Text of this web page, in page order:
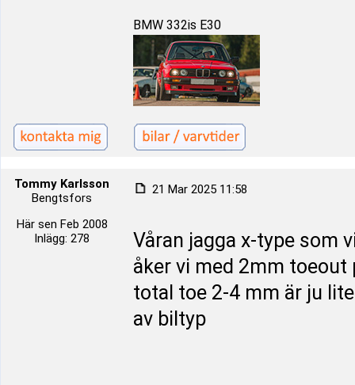
BMW 332is E30
Tommy Karlsson
Bengtsfors
Här sen Feb 2008
Inlägg: 278
21 Mar 2025 11:58
Våran jagga x-type som
åker vi med 2mm
total toe 2-4 mm är ju
av biltyp